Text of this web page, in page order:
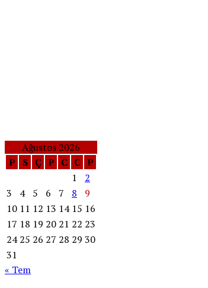
Ağustos 2026
P
S Ç P C C P
1
2
3
4 5 6 7 8
9
10 11 12 13 14 15 16
17 18 19 20 21 22 23
24 25 26 27 28 29 30
31
« Tem